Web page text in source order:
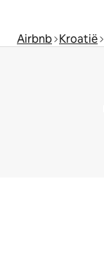
Airbnb Kroatië